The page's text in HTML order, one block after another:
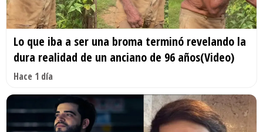
Lo que iba a ser una broma terminó revelando la
dura realidad de un anciano de 96 años(Video)
Hace 1 día